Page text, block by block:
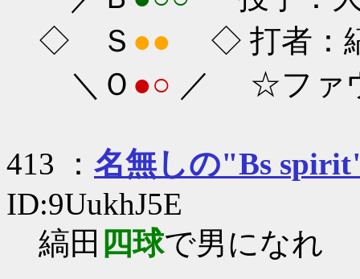
◇ Ｓ ●● ◇ 打者：
＼Ｏ ●○ ／ ☆ファ
413 ： 名無しの"Bs
ID:9UukhJ5E
縞田 四球で男になれ